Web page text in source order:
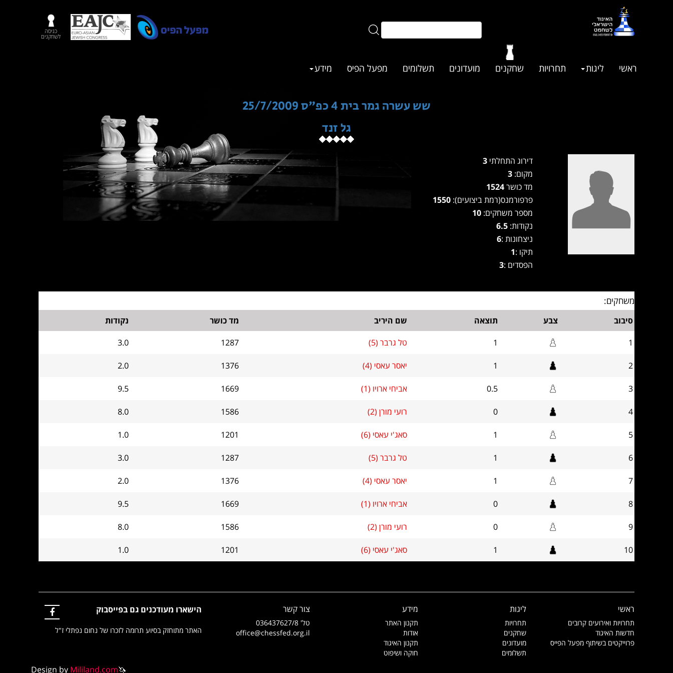
כניסה
לשחקנים
ראשי ליגות תחרויות שחקנים מועדונים תשלומים מפעל הפיס מידע
שש עשרה גמר בית 4 כפ"ס 25/7/2009
גל זנד
דירוג התחלתי 3
מקום: 3
מד כושר1524
פרפורמנס(רמת ביצועים): 1550
מספר משחקים: 10
נקודות:6.5
ניצחונות :6
תיקו :1
הפסדים :3
משחקים:
סיבוב צבע תוצאה שם היריב מד כושר
נקודות
1
1 טל גרבר (5) 1287
3.0
2
1 יאסר עאסי (4) 1376
2.0
3
0.5 אביחי ארויו (1) 1669
9.5
4
0 רועי מורן (2) 1586
8.0
5
1 סאג'י עאסי (6) 1201
1.0
6
1 טל גרבר (5) 1287
3.0
7
1 יאסר עאסי (4) 1376
2.0
8
0 אביחי ארויו (1) 1669
9.5
9
0 רועי מורן (2) 1586
8.0
10
1 סאג'י עאסי (6) 1201
1.0
ראשי
תחרויות ואירועים קרובים
חדשות האיגוד
פרוייקטים בשיתוף מפעל הפייס
ליגות
תחרויות
שחקנים
מועדונים
תשלומים
מידע
תקנון האתר
אודות
תקנון האיגוד
חוקה ושיפוט
צור קשר
טל' 036437627/8
office@chessfed.org.il
הישארו מעודכנים גם בפייסבוק
האתר מתוחזק בסיוע תרומה לזכרו של נחום נפתלי ז"ל
Design by Mililand.com🦄